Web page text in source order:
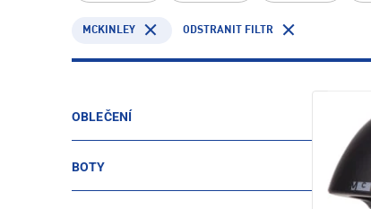
MCKINLEY ODSTRANIT FILTR
OBLEČENÍ
BOTY